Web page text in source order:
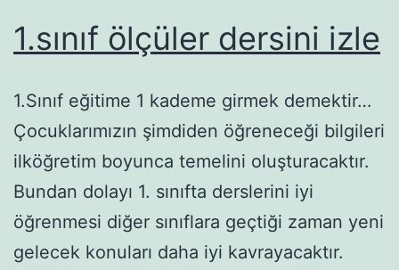
1.sınıf ölçüler dersini izle
1.Sınıf eğitime 1 kademe girmek demektir…
Çocuklarımızın şimdiden öğreneceği bilgileri
ilköğretim boyunca temelini oluşturacaktır.
Bundan dolayı 1. sınıfta derslerini iyi
öğrenmesi diğer sınıflara geçtiği zaman yeni
gelecek konuları daha iyi kavrayacaktır.